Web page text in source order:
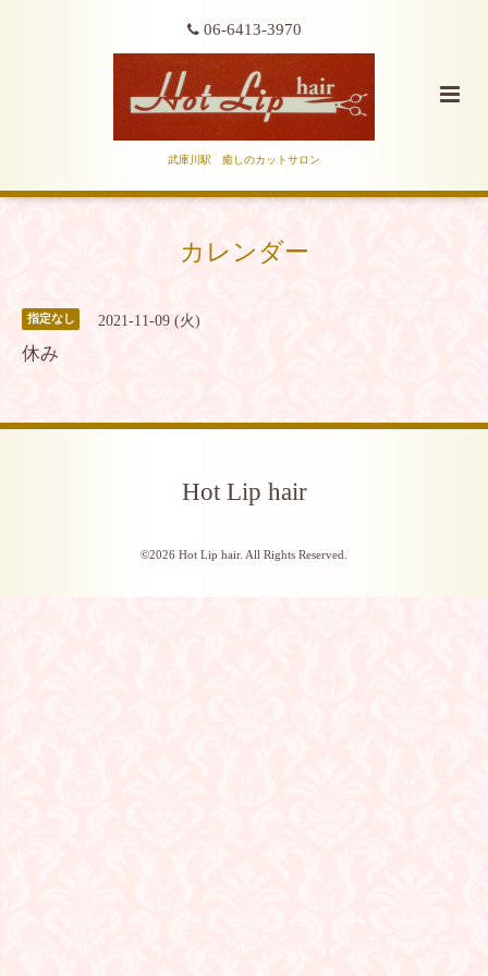
06-6413-3970
武庫川駅 癒しのカットサロン
カレンダー
指定なし 2021-11-09 (火)
休み
Hot Lip hair
©2026 Hot Lip hair. All Rights Reserved.